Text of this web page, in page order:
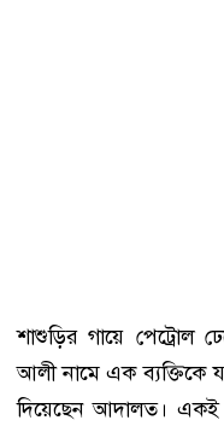
শাশুড়ির গায়ে পেট্রোল
আলী নামে এক ব্যক্তিকে
দিয়েছেন আদালত। একই